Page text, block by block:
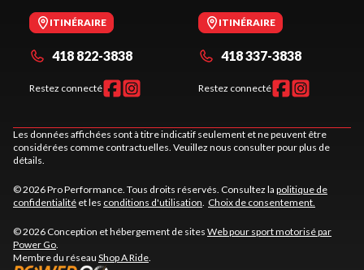
ITINÉRAIRE
418 822-3838
Restez connecté
ITINÉRAIRE
418 337-3838
Restez connecté
Les données affichées sont à titre indicatif seulement et ne peuvent être
considérées comme contractuelles. Veuillez nous consulter pour plus de
détails.
© 2026 Pro Performance. Tous droits réservés. Consultez la politique de
confidentialité et les conditions d'utilisation. Choix de consentement.
© 2026 Conception et hébergement de sites Web pour sport motorisé par
Power Go.
Membre du réseau Shop A Ride.